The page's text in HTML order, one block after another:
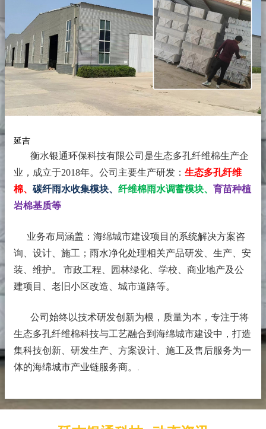
延吉
衡水银通环保科技有限公司是生态多孔纤维棉生产企
业，成立于2018年。 公司主要生产研发： 生态多孔纤维
棉、 碳纤雨水收集模块、 纤维棉雨水调蓄模块、 育苗种植
岩棉基质等
业务布局涵盖：海绵城市建设项目的系统解决方案咨
询、设计、施工；雨水净化处理相关产品研发、生产、安
装、维护。 市政工程、园林绿化、学校、商业地产及公
建项目、老旧小区改造、城市道路等。
公司始终以技术研发创新为根，质量为本，专注于将
生态多孔纤维棉科技与工艺融合到海绵城市建设中，打造
集科技创新、研发生产、方案设计、施工及售后服务为一
体的海绵城市产业链服务商。